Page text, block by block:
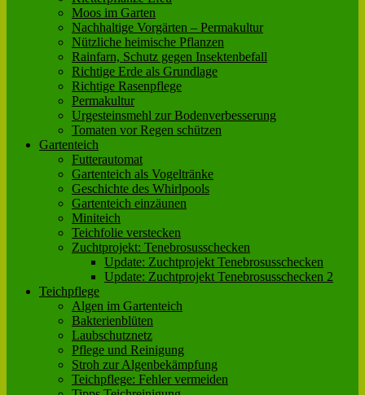
Moos im Garten
Nachhaltige Vorgärten – Permakultur
Nützliche heimische Pflanzen
Rainfarn, Schutz gegen Insektenbefall
Richtige Erde als Grundlage
Richtige Rasenpflege
Permakultur
Urgesteinsmehl zur Bodenverbesserung
Tomaten vor Regen schützen
Gartenteich
Futterautomat
Gartenteich als Vogeltränke
Geschichte des Whirlpools
Gartenteich einzäunen
Miniteich
Teichfolie verstecken
Zuchtprojekt: Tenebrosusschecken
Update: Zuchtprojekt Tenebrosusschecken
Update: Zuchtprojekt Tenebrosusschecken 2
Teichpflege
Algen im Gartenteich
Bakterienblüten
Laubschutznetz
Pflege und Reinigung
Stroh zur Algenbekämpfung
Teichpflege: Fehler vermeiden